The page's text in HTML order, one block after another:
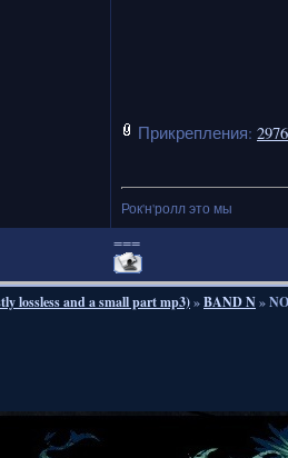
Прикрепления:
Рок'н'ролл это мы
===
lossless and a small part mp3)»BAND N»